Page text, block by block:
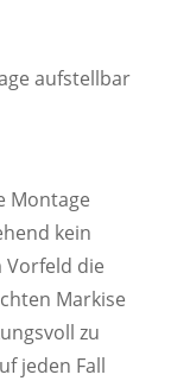
aufstellbar
Montage
kein
Vorfeld die
Markise
zu
jeden Fall